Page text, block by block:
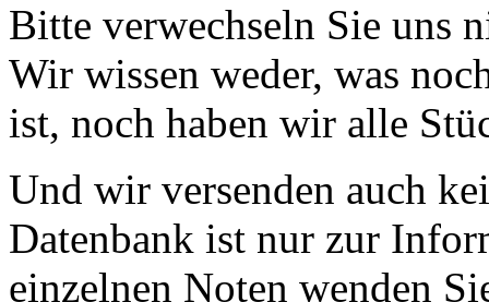
Bitte verwechseln Sie uns
Wir wissen weder, was
ist, noch haben wir alle
Und wir versenden auch
Datenbank ist nur zur
einzelnen Noten wenden